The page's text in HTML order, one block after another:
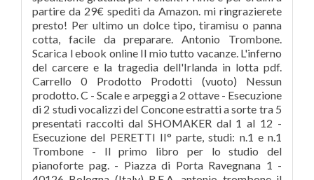
partire da 29€ spediti da Amazon. mi ringrazierete
presto! Per ultimo un dolce tipo, tiramisu o panna
cotta, facile da preparare. Antonio Trombone.
Scarica l ebook online Il mio tutto vacanze. L'inferno
del carcere e la tragedia dell'Irlanda in lotta pdf.
Carrello 0 Prodotto Prodotti (vuoto) Nessun
prodotto. C - Scale e arpeggi a 2 ottave - Esecuzione
di 2 studi vocalizzi del Concone estratti a sorte tra 5
presentati raccolti dal SHOMAKER dal 1 al 12 -
Esecuzione del PERETTI II° parte, studi: n.1 e n.1
Trombone - Il primo libro per lo studio del
pianoforte pag. - Piazza di Porta Ravegnana 1 -